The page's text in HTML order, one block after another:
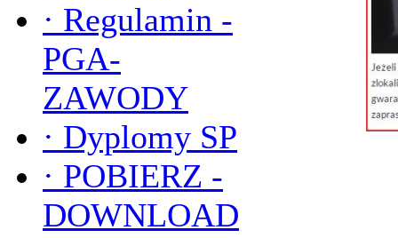
· Regulamin -
PGA-
ZAWODY
· Dyplomy SP
· POBIERZ -
DOWNLOAD